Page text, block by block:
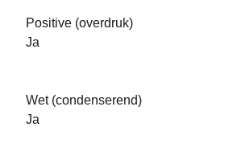
Positive (overdruk)
Ja
Wet (condenserend)
Ja